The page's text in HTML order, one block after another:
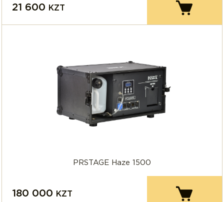
21 600 KZT
PRSTAGE Haze 1500
180 000 KZT